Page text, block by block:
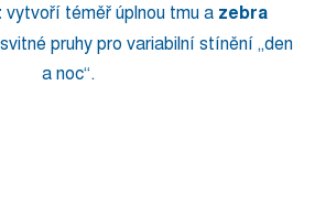
vytvoří téměř úplnou tmu a zebra
pruhy pro variabilní stínění „den
a noc“.